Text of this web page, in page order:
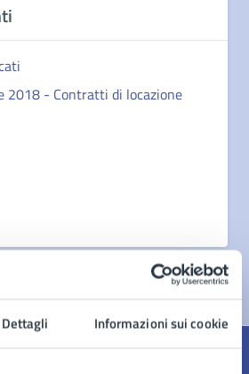
Dettagli Informazioni sui cookie
2018 - Contratti di locazione